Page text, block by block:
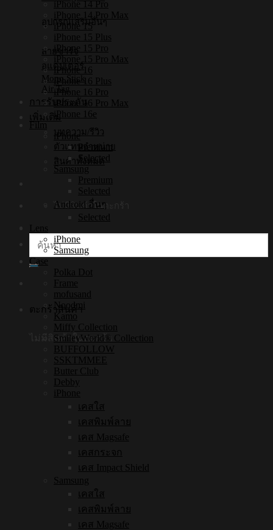
อุปกรณ์เสริมอื่นๆ
สายชาร์จ
อแดปเตอร์
Mono Stick
Air Tag
การรับประกัน
เพิ่มเติม
บทความ/รีวิว
ตัวแทนจำหน่าย
สินค้าทั้งหมด
ไม่มีสินค้าในตะกร้า
ค้นหา:
ตะกร้าสินค้า
ไม่มีสินค้าในตะกร้า
iPhone 14 Pro
iPhone 14 Pro Max
iPhone 15
iPhone 15 Plus
iPhone 15 Pro
iPhone 15 Pro Max
iPhone 16
iPhone 16 Plus
iPhone 16 Pro
iPhone 16 Pro Max
iPhone 16e
Film
iPhone
Premium
Selected
Samsung
Premium
Selected
Android อื่นๆ
Selected
Lens
iPhone
Samsung
Case
Polka Dot
Frame
mofusand
Noodmi
Kamo
Miffy Collection
SmileyWorld® Collection
BUFFOLLOW
SSKTMMEE
Butter Club
Debby
iPhone
เคสใส
เคสพิมพ์ลาย
เคส Magsafe
เคสกระจก
เคส Impact Shield
Samsung
เคสใส
เคสพิมพ์ลาย
เคส Magsafe